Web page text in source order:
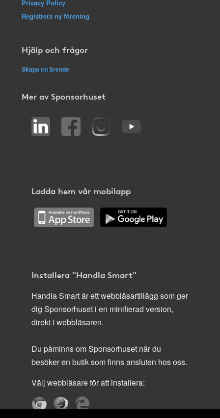
Privacy Policy
Registrera ny förening
Hjälp och frågor
Skapa ett ärende
Mer av Sponsorhuset
Ladda hem vår mobilapp
Installera "Handla Smart"
Handla Smart är ett webbläsartillägg som ger
dig Sponsorhuset i en minifierad version,
direkt i webbläsaren.
Du påminns om Sponsorhuset när du
besöker en butik som finns ansluten hos oss.
Välj webbläsare för att installera: